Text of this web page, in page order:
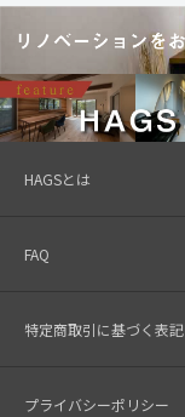
HAGSとは
FAQ
特定商取引に基づく表記
プライバシーポリシー